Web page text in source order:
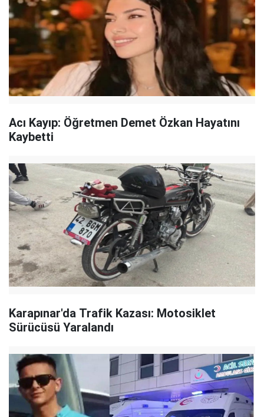
Acı Kayıp: Öğretmen Demet Özkan Hayatını
Kaybetti
Karapınar'da Trafik Kazası: Motosiklet
Sürücüsü Yaralandı